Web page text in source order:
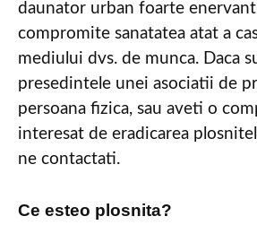
daunator urban foarte
compromite sanatatea atat a
mediului dvs. de munca. Daca
presedintele unei asociatii de
persoana fizica, sau aveti o
interesat de eradicarea
ne contactati.
Ce esteo plosnita?